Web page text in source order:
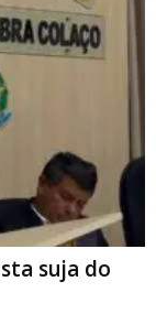
suja do